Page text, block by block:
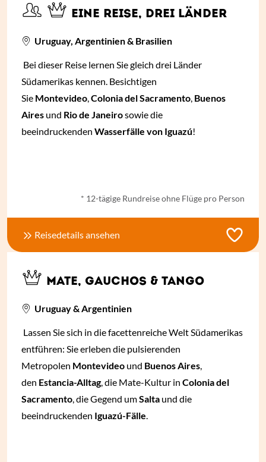
EINE REISE, DREI LÄNDER
Uruguay, Argentinien & Brasilien
Bei dieser Reise lernen Sie gleich drei Länder
Südamerikas kennen. Besichtigen
Sie Montevideo,Colonia del Sacramento, Buenos
Aires und Rio de Janeirosowie die
beeindruckenden Wasserfälle von Iguazú!
* 12-tägige Rundreise ohne Flüge pro Person
Reisedetails ansehen
MATE, GAUCHOS & TANGO
Uruguay & Argentinien
Lassen Sie sich in die facettenreiche Welt Südamerikas
entführen: Sie erleben die pulsierenden
Metropolen Montevideo und Buenos Aires,
den Estancia-Alltag, die Mate-Kultur in Colonia del
Sacramento, die Gegend umSalta und die
beeindruckenden Iguazú-Fälle.